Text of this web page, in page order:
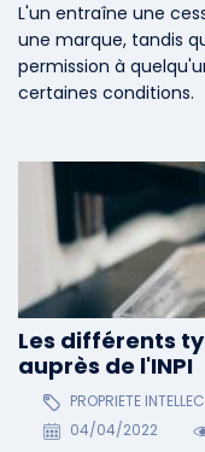
Les différents
auprès de l'INPI
PROPRIETE
04/04/2022
L'un entraîne une
une marque, tandis
permission à
certaines conditions.